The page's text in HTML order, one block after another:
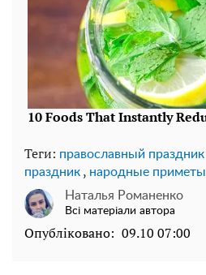
Теги: православный праздник
праздник , народные приметы
Наталья Романенко
Всі матеріали автора
Опубліковано: 09.10 07:00